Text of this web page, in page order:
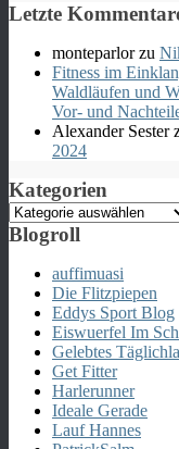
Letzte
monteparlorzu
Fitness im
Waldläufen und
Vor- und
Alexander Sester
2024
Kategorien
Kategorien
Blogroll
auffimuasi
Die Flitzpiepen
Eddys Sport Blog
Eiswuerfel Im
Gelebtes
Get Fitter
Harlerunner
Ideale Gerade
Lauf Hannes